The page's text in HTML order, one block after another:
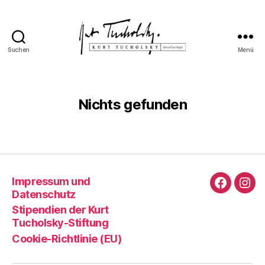
Suchen Menü
Nichts gefunden
Impressum und
Datenschutz
Stipendien der Kurt
Tucholsky-Stiftung
Cookie-Richtlinie (EU)